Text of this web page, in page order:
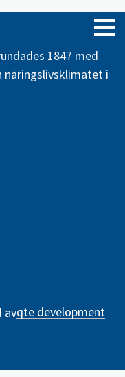
1847 med
i
avqte development